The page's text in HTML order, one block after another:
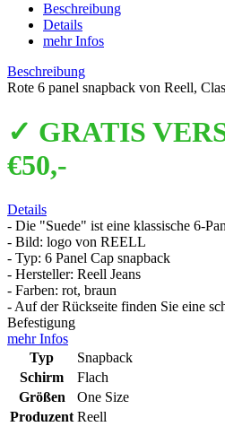
Beschreibung
Details
mehr Infos
Beschreibung
Rote 6 panel snapback von Reell,
✓ GRATIS
€50,-
Details
- Die "Suede" ist eine klassische 6-
- Bild: logo von REELL
- Typ: 6 Panel Cap snapback
- Hersteller: Reell Jeans
- Farben: rot, braun
- Auf der Rückseite finden Sie eine
Befestigung
mehr Infos
Typ
Snapback
Schirm
Flach
Größen
One Size
Produzent Reell